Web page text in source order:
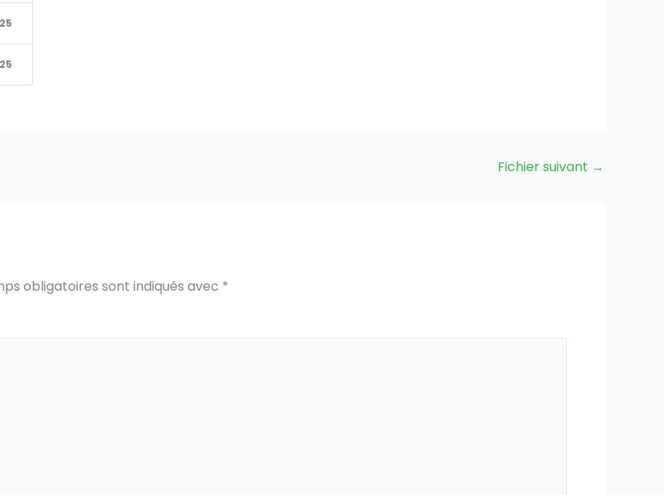
Fichier suivant →
obligatoires sont indiqués avec *